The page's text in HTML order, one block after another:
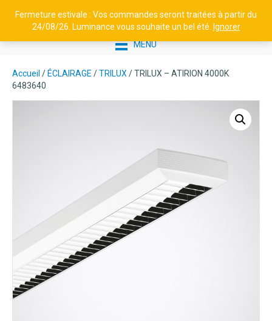
Fermeture estivale : Vos commandes seront traitées à partir du
24/08/26. Luminance vous souhaite un bel été.
Ignorer
PET GU10 SPOT REFLECTEUR -
10045 - NOIR
83,25
€
MENU
Accueil / ÉCLAIRAGE /TRILUX / TRILUX – ATIRION 4000K
6483640